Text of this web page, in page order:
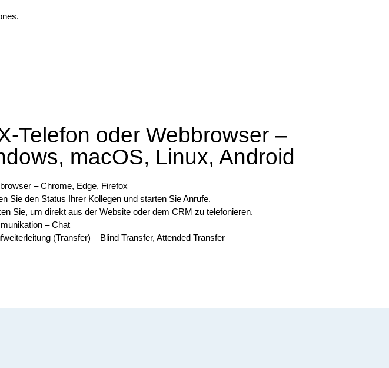
Telefon oder Webbrowser –
macOS, Linux, Android
– Chrome, Edge, Firefox
Sie den Status Ihrer Kollegen und starten Sie Anrufe.
Sie, um direkt aus der Website oder dem CRM zu telefonieren.
– Chat
(Transfer) – Blind Transfer, Attended Transfer